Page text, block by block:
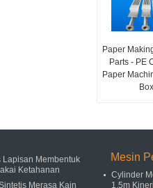
Paper
Parts - PE
Paper
Box
Lapisan Membentuk
Ketahanan
Merasa Kain
Mesin
Cylinder
1.5m